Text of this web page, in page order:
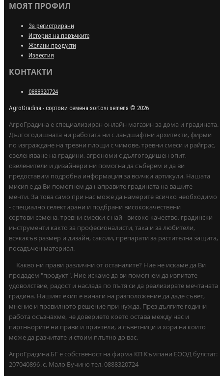
МОЯТ ПРОФИЛ
За регистрирани
История на поръчките
Желани продукти
Известия
КОНТАКТИ
0888320724
AgroGradina - сортови семена sortovi semena © 2026
АгроГрадина е специализиран онлайн магазин за дома и градината.
Дългогодишната ни работата ни с ландшафтни архитекти, фирми
по изграждане на тревни площи с чимове, тревни смеси и райграс,
озеленяване на градини, агрономи с дългогодишен опит,
озеленители и дизайнери ни помогна да съберем и да ви
предоставим подробна информация за всички артикули. Нашата
мисия е да Ви помогнем да направите градината на вашите
мечти. За това само при нас може да намерите всичко необходимо
- специално селектирани и подбрани висококачествени
сортови семена, тревни смески с най - високо качество, градински
инструменти както за професионалисти, така и за любители,
всякакъв размер и дизайн, саксии, препарати за растителна защита,
посадъчен материал.
Какво ни прави различни от останалите? Ние не искаме да Ви
продадем "продукт". Ние искаме да ви помогнем да изпитате
удоволствие, радост и наслада по пътя си да реализирате мечтаната
градина. Нашият екип е винаги на разположение да даде съвет,
мнение и правилното решение при нужда. През дългите години
работа осъзнахме, че доверието което остава между нас и
партньорите ни прави и приятели, и съветници и хора на които
може да разчитате и стоим плътно до вас.
АгроГрадина.БГ е собственост на фирма КП Къмпани ЕООД булстат:
207040896 ,с. Мало Бучино тел. 0888320724